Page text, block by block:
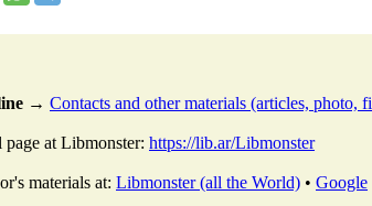
→ Contacts and other materials (articles, photo,
at Libmonster: https://lib.ar/Libmonster
materials at: Libmonster (all the World) • Google